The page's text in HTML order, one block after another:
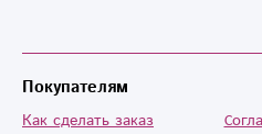
Покупателям
Как сделать заказ